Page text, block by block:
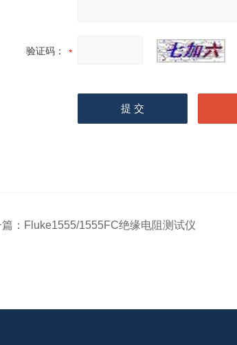
验证码：
篇： Fluke1555/1555FC绝缘电阻测试仪